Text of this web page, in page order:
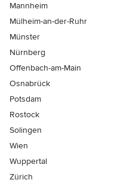
Mannheim
Mülheim-an-der-Ruhr
Münster
Nürnberg
Offenbach-am-Main
Osnabrück
Potsdam
Rostock
Solingen
Wien
Wuppertal
Zürich